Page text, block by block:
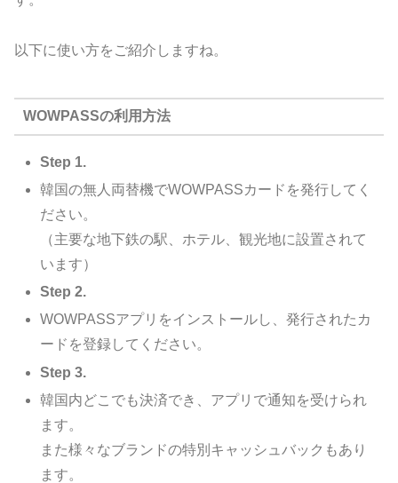
以下に使い方をご紹介しますね。
WOWPASSの利用方法
Step 1.
韓国の無人両替機でWOWPASSカードを発行してく
ださい。
（主要な地下鉄の駅、ホテル、観光地に設置されて
います）
Step 2.
WOWPASSアプリをインストールし、発行されたカ
ードを登録してください。
Step 3.
韓国内どこでも決済でき、アプリで通知を受けられ
ます。
また様々なブランドの特別キャッシュバックもあり
ます。